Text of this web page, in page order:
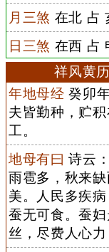
月三煞 在北 占
日三煞 在西 占
祥风黄
年地母经 癸卯
夫皆勤种，贮
工。
地母有曰 诗云
雨雹多，秋来
美。人民多疾
蚕无可食。蚕
丝，尽费人心力